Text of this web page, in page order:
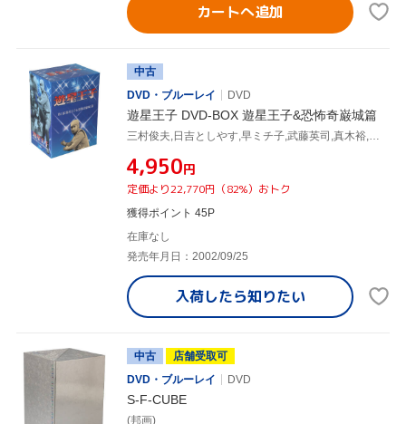
カートへ追加
中古
DVD・ブルーレイ
DVD
遊星王子 DVD-BOX 遊星王子&恐怖奇巌城篇
¥4,950円
定価より22,770円（82%）おトク
獲得ポイント 45P
在庫なし
発売年月日：2002/09/25
入荷したら知りたい
中古
店舗受取可
DVD・ブルーレイ
DVD
S-F-CUBE
(邦画)